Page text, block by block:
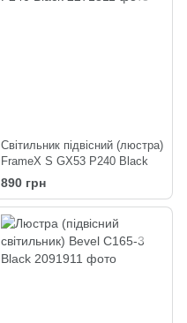
Світильник підвісний (люстра)
FrameX S GX53 P240 Black
890 грн